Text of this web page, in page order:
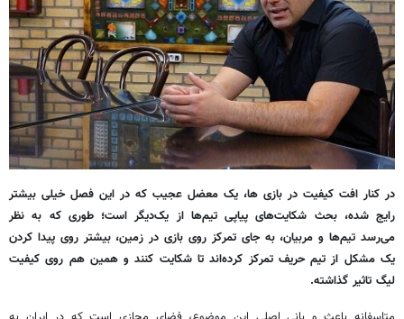
در کنار افت کیفیت در بازی ها، یک معضل عجیب که در این فصل خیلی بیشتر
رایج شده، بحث شکایت‌های پیاپی تیم‌ها از یک‌دیگر است؛ طوری که به نظر
می‌رسد تیم‌ها و مربیان، به جای تمرکز روی بازی در زمین، بیشتر روی پیدا کردن
یک مشکل از تیم حریف تمرکز کرده‌اند تا شکایت کنند و همین هم روی کیفیت
لیگ تاثیر گذاشته.